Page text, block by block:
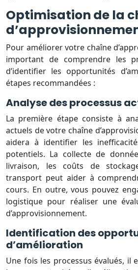
Optimisation de la
Pour améliorer votre chaîne
important de comprendre les
d’identifier les opportunités
étapes recommandées :
Analyse des processus
La première étape consiste à
actuels de votre chaîne
aidera à identifier les
potentiels. La collecte de
livraison, les coûts de
transport peut aider à
cours. En outre, vous pouvez
logistique pour réaliser une
d’approvisionnement.
Identification des
d’amélioration
Une fois les processus évalués, il